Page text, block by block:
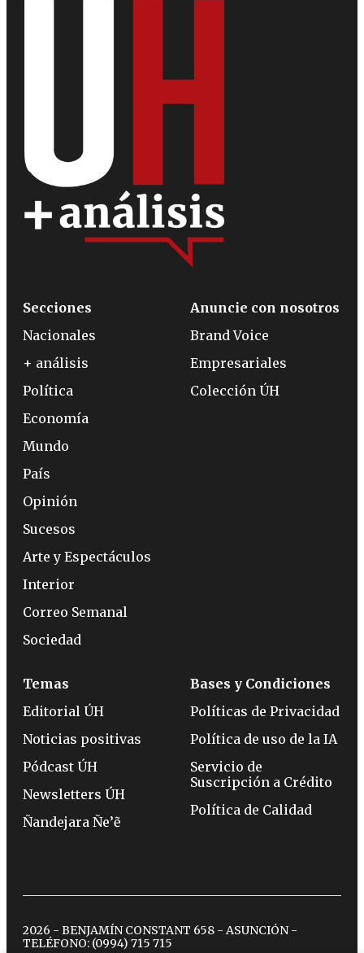
Secciones
Nacionales
+ análisis
Política
Economía
Mundo
País
Opinión
Sucesos
Arte y Espectáculos
Interior
Correo Semanal
Sociedad
Anuncie con nosotros
Brand Voice
Empresariales
Colección ÚH
Temas
Editorial ÚH
Noticias positivas
Pódcast ÚH
Newsletters ÚH
Ñandejara Ñe’ẽ
Bases y Condiciones
Políticas de Privacidad
Política de uso de la IA
Servicio de
Suscripción a Crédito
Política de Calidad
2026 - BENJAMÍN CONSTANT 658 - ASUNCIÓN -
TELÉFONO: (0994) 715 715